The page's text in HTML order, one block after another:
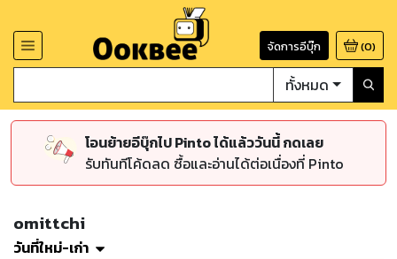
จัดการอีบุ๊ก (0)
ทั้งหมด
โอนย้ายอีบุ๊กไป Pinto ได้แล้ววันนี้ กดเลย
รับทันทีโค้ดลด ซื้อและอ่านได้ต่อเนื่องที่ Pinto
omittchi
วันที่ใหม่-เก่า